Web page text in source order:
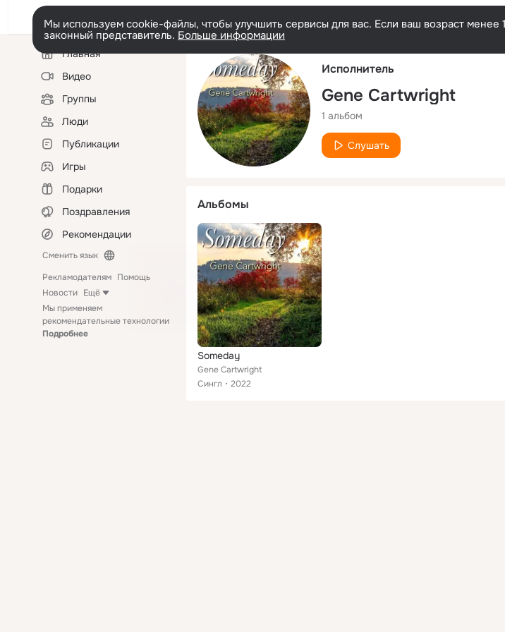
Мы используем cookie-файлы, чтобы улучшить сервисы для вас. Если ваш возраст
законный представитель. Больше информации
Левая
колонкаГлавная
Видео
Группы
Люди
Публикации
Игры
Подарки
Поздравления
Рекомендации
Сменить язык
Рекламодателям Помощь
Новости Ещё
Мы применяем
рекомендательные технологии
Подробнее
Исполнитель
Gene Cartwright
1 альбом
Слушать
Альбомы
Someday
Gene Cartwright
Сингл
2022